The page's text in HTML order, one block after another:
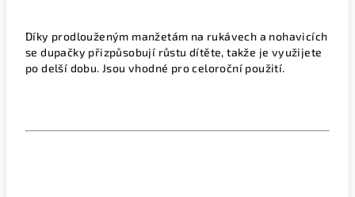
Díky prodlouženým manžetám na rukávech a nohavicích
se dupačky přizpůsobují růstu dítěte, takže je využijete
po delší dobu. Jsou vhodné pro celoroční použití.